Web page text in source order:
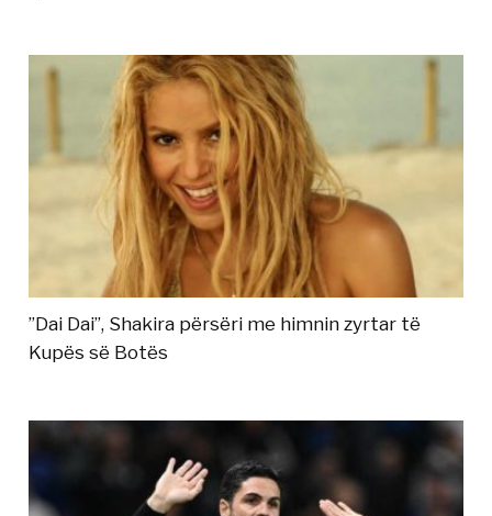
”Dai Dai”, Shakira përsëri me himnin zyrtar të
Kupës së Botës